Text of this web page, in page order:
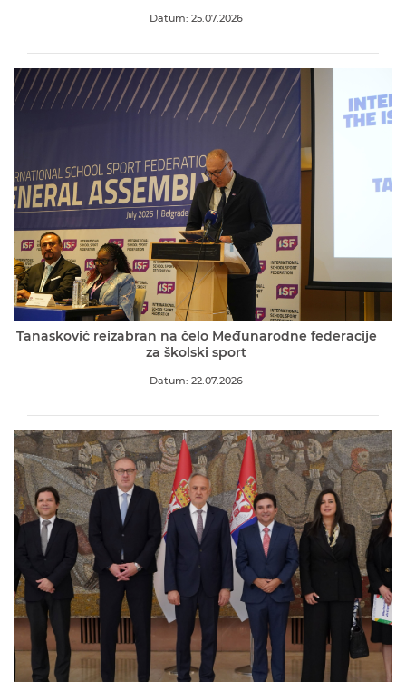
Datum: 25.07.2026
Tanasković reizabran na čelo Međunarodne federacije
za školski sport
Datum: 22.07.2026